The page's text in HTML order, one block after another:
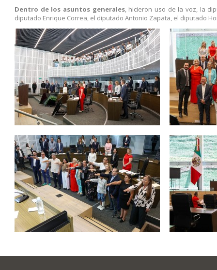
Dentro de los asuntos generales, hicieron uso de la voz, la
diputado Enrique Correa, el diputado Antonio Zapata, el diputado